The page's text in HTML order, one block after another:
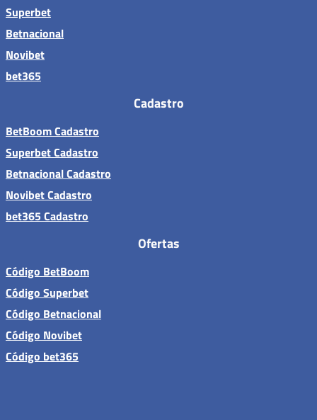
Superbet
Betnacional
Novibet
bet365
Cadastro
BetBoom Cadastro
Superbet Cadastro
Betnacional Cadastro
Novibet Cadastro
bet365 Cadastro
Ofertas
Código BetBoom
Código Superbet
Código Betnacional
Código Novibet
Código bet365